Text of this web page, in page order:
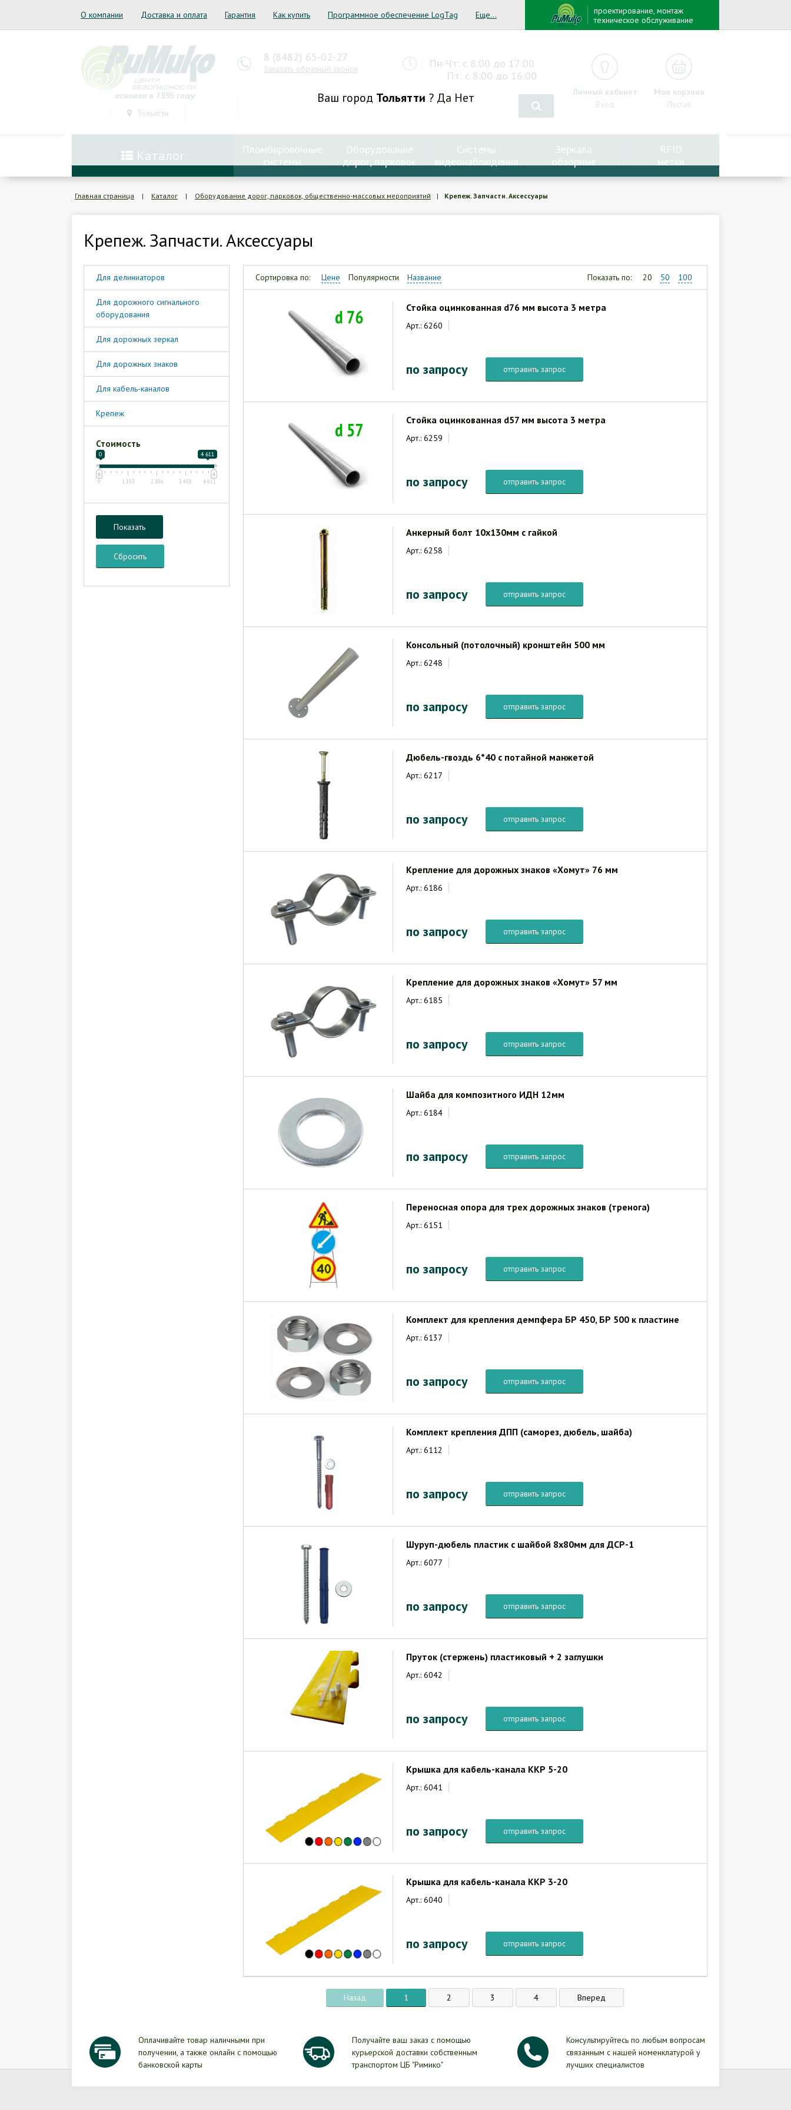
О компании Доставка и оплата Гарантия Как купить Программное обеспечение LogTag Еще...
проектирование, монтаж
техническое обслуживание
Тольятти
Ваш город Тольятти ? Да Нет
8 (8482) 65-02-27
Заказать обратный звонок
Пн-Чт: с 8:00 до 17:00
Пт: с 8:00 до 16:00
Личный кабинет
Вход
Моя корзина
Пустая
Каталог
Пломбировочные
системы
Оборудование
дорог, парковок
Системы
видеонаблюдения
Зеркала
обзорные
RFID
метки
Главная страница | Каталог | Оборудование дорог, парковок, общественно-массовых мероприятий | Крепеж. Запчасти. Аксессуары
Крепеж. Запчасти. Аксессуары
Для делиниаторов
Для дорожного сигнального
оборудования
Для дорожных зеркал
Для дорожных знаков
Для кабель-каналов
Крепеж
Стоимость
0 4 611
0 1 153 2 306 3 458 4 611
Сортировка по: Цене Популярности Название Показать по: 20 50 100
Стойка оцинкованная d76 мм высота 3 метра
Арт.: 6260
по запросу отправить запрос
Стойка оцинкованная d57 мм высота 3 метра
Арт.: 6259
по запросу отправить запрос
Анкерный болт 10х130мм с гайкой
Арт.: 6258
по запросу отправить запрос
Консольный (потолочный) кронштейн 500 мм
Арт.: 6248
по запросу отправить запрос
Дюбель-гвоздь 6*40 с потайной манжетой
Арт.: 6217
по запросу отправить запрос
Крепление для дорожных знаков «Хомут» 76 мм
Арт.: 6186
по запросу отправить запрос
Крепление для дорожных знаков «Хомут» 57 мм
Арт.: 6185
по запросу отправить запрос
Шайба для композитного ИДН 12мм
Арт.: 6184
по запросу отправить запрос
Переносная опора для трех дорожных знаков (тренога)
Арт.: 6151
по запросу отправить запрос
Комплект для крепления демпфера БР 450, БР 500 к пластине
Арт.: 6137
по запросу отправить запрос
Комплект крепления ДПП (саморез, дюбель, шайба)
Арт.: 6112
по запросу отправить запрос
Шуруп-дюбель пластик с шайбой 8х80мм для ДСР-1
Арт.: 6077
по запросу отправить запрос
Пруток (стержень) пластиковый + 2 заглушки
Арт.: 6042
по запросу отправить запрос
Крышка для кабель-канала ККР 5-20
Арт.: 6041
по запросу отправить запрос
Крышка для кабель-канала ККР 3-20
Арт.: 6040
по запросу отправить запрос
Назад 1 2 3 4 Вперед
Оплачивайте товар наличными при
получении, а также онлайн с помощью
банковской карты
Получайте ваш заказ с помощью
курьерской доставки собственным
транспортом ЦБ "Римико"
Консультируйтесь по любым вопросам
связанным с нашей номенклатурой у
лучших специалистов